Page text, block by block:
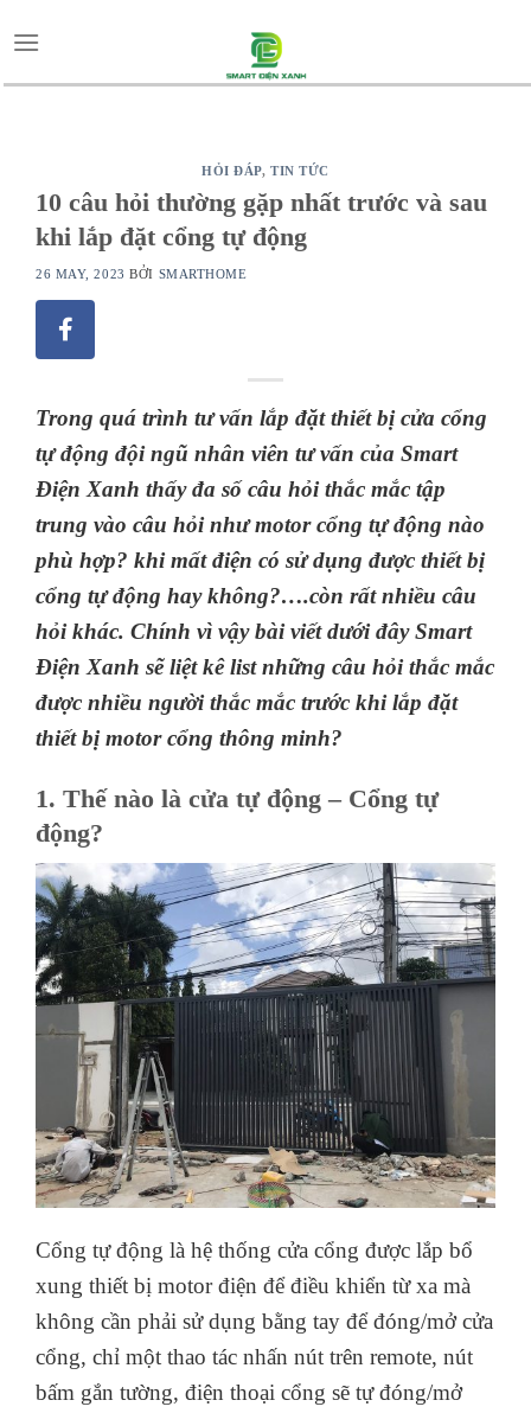
to
HỎI ĐÁP,TIN TỨC
10 câu hỏi thường gặp nhất trước và sau
khi lắp đặt cổng tự động
26 MAY, 2023 BỞI SMARTHOME
Trong quá trình tư vấn lắp đặt thiết bị cửa cổng
tự động đội ngũ nhân viên tư vấn của Smart
Điện Xanh thấy đa số câu hỏi thắc mắc tập
trung vào câu hỏi như motor cổng tự động nào
phù hợp? khi mất điện có sử dụng được thiết bị
cổng tự động hay không?….còn rất nhiều câu
hỏi khác. Chính vì vậy bài viết dưới đây Smart
Điện Xanh sẽ liệt kê list những câu hỏi thắc mắc
được nhiều người thắc mắc trước khi lắp đặt
thiết bị motor cổng thông minh?
1. Thế nào là cửa tự động – Cổng tự
động?
Cổng tự động là hệ thống cửa cổng được lắp bổ
xung thiết bị motor điện để điều khiển từ xa mà
không cần phải sử dụng bằng tay để đóng/mở cửa
cổng, chỉ một thao tác nhấn nút trên remote, nút
bấm gắn tường, điện thoại cổng sẽ tự đóng/mở